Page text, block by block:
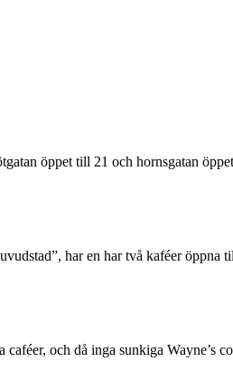
öppet till 21 och hornsgatan
har en har två kaféer
och då inga sunkiga Wayne’s